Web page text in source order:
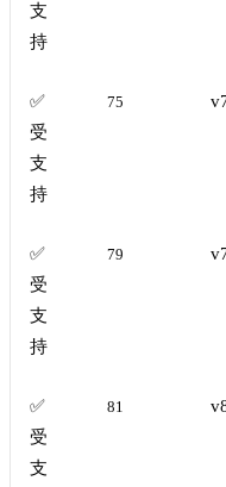
支
持
✅
受
支
持
75
✅
受
支
持
79
✅
受
支
81